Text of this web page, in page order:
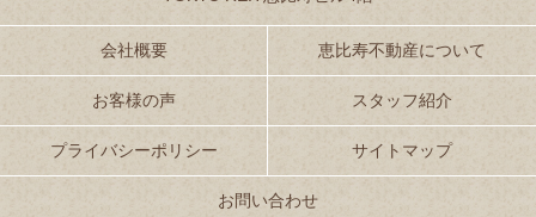
会社概要 恵比寿不動産について
お客様の声 スタッフ紹介
プライバシーポリシー サイトマップ
お問い合わせ